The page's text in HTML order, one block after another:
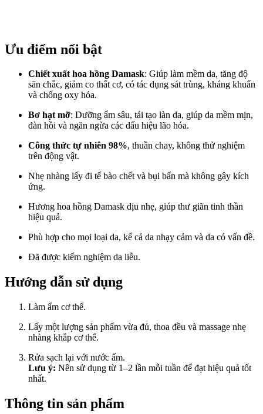
Ưu điểm nổi bật
Chiết xuất hoa hồng Damask: Giúp làm mềm da, tăng độ
săn chắc, giảm co thắt cơ, có tác dụng sát trùng, kháng khuẩn
và chống oxy hóa.
Bơ hạt mỡ: Dưỡng ẩm sâu, tái tạo làn da, giúp da mềm mịn,
đàn hồi và ngăn ngừa các dấu hiệu lão hóa.
Công thức tự nhiên 98%, thuần chay, không thử nghiệm
trên động vật.
Nhẹ nhàng lấy đi tế bào chết và bụi bẩn mà không gây kích
ứng.
Hương hoa hồng Damask dịu nhẹ, giúp thư giãn tinh thần
hiệu quả.
Phù hợp cho mọi loại da, kể cả da nhạy cảm và da có vấn đề.
Đã được kiểm nghiệm da liễu.
Hướng dẫn sử dụng
Làm ẩm cơ thể.
Lấy một lượng sản phẩm vừa đủ, thoa đều và massage nhẹ
nhàng khắp cơ thể.
Rửa sạch lại với nước ấm.
Lưu ý: Nên sử dụng từ 1–2 lần mỗi tuần để đạt hiệu quả tốt
nhất.
Thông tin sản phẩm